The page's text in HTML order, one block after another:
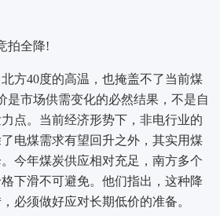
拍全降!
方40度的高温，也掩盖不了当前煤
是市场供需变化的必然结果，不是自
点。当前经济形势下，非电行业的
电煤需求有望回升之外，其实用煤
今年煤炭供应相对充足，南方多个
下滑不可避免。他们指出，这种降
必须做好应对长期低价的准备。